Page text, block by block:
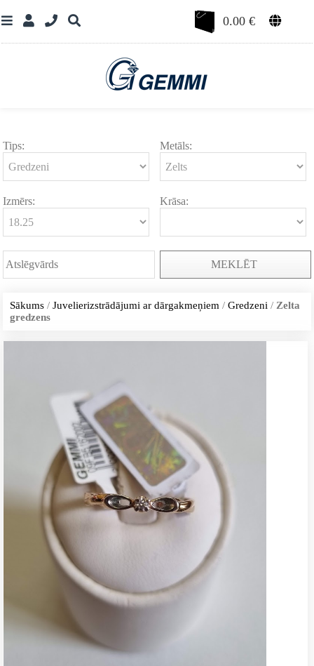
0.00€
Tips: Metāls:
Izmērs: Krāsa:
MEKLĒT
Sākums /Juvelierizstrādājumi ar dārgakmeņiem /Gredzeni / Zelta
gredzens